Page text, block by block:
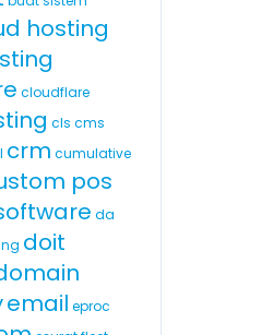
hosting
cloudflare
cls cms
crm cumulative
pos
da
doit
email eproc